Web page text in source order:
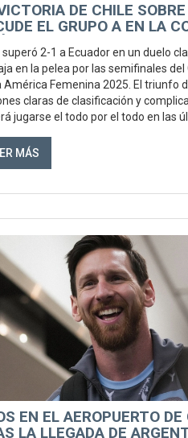
DE CHILE
EL GRUPO A EN LA
superó 2-1 a Ecuador en un duelo
en la pelea por las semifinales del
América Femenina 2025. El triunfo
claras de clasificación y
jugarse el todo por el todo en las
MÁS
EN EL AEROPUERTO DE
LA LLEGADA DE